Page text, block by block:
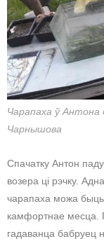
Чарапаха ў Антона
Чарнышова
Спачатку Антон
возера ці рэчку.
чарапаха можа
камфортнае месца.
гадаванца бабруец